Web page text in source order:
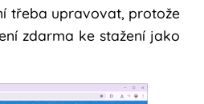
třeba upravovat, protože
zdarma ke stažení jako